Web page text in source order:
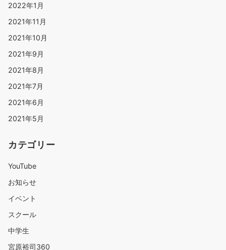
2022年1月
2021年11月
2021年10月
2021年9月
2021年8月
2021年7月
2021年6月
2021年5月
カテゴリー
YouTube
お知らせ
イベント
スクール
中学生
宮原裕司360